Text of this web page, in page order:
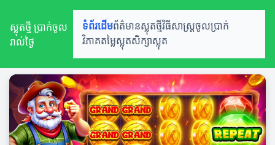
ស្លុតថ្មី ប្រាក់ចូល
រាល់ថ្ងៃ
ទំព័រដើមព័ត៌មានស្លុតថ្មីវិធីសាស្ត្រចូលប្រាក់
វិភាគតម្លៃស្លុតសិក្សាស្លុត